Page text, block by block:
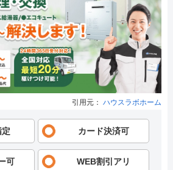
引用元： ハウスラボホーム
カード決済可
可 WEB割引アリ